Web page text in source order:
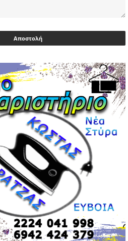
ρόλο εναλλακτικής
και περιορισμένες
των νοικοκυριών
πειρατές στο
Eureka
17 ημέρες νοσηλείας
τον
ο πρωθυπουργός
Ξεχωριστό το κλίμα σε
ΠΑΟΚ και Ολυμπιακού